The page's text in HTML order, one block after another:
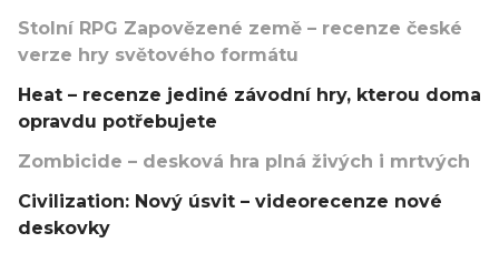
Stolní RPG Zapovězené země – recenze české
verze hry světového formátu
Heat – recenze jediné závodní hry, kterou doma
opravdu potřebujete
Zombicide – desková hra plná živých i mrtvých
Civilization: Nový úsvit – videorecenze nové
deskovky